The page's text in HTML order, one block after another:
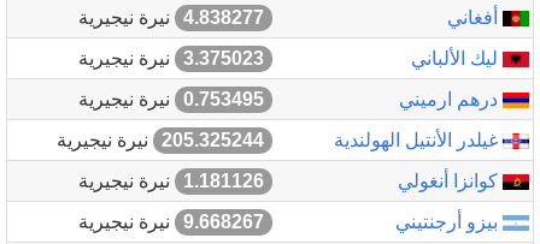
أفغاني
4.838277
نيرة نيجيرية
ليك الألباني
3.375023
نيرة نيجيرية
درهم ارميني
0.753495
نيرة نيجيرية
غيلدر الأنتيل الهولندية
205.325244
نيرة نيجيرية
كوانزا أنغولي
1.181126
نيرة نيجيرية
بيزو أرجنتيني
9.668267
نيرة نيجيرية